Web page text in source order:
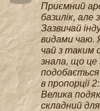
Приємний
базилік, але
Зазвичай
видами чаю.
чай з таким
знала, що це
в пропорції
Велика
складний